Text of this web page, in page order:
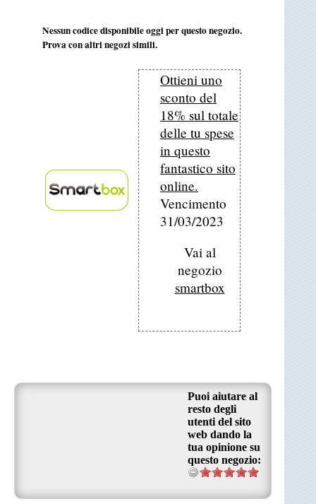
Nessun codice disponibile oggi per questo negozio.
Prova con altri negozi simili.
Ottieni uno
sconto del
18% sul totale
delle tu spese
in questo
fantastico sito
online.
Vencimento
31/03/2023
Vai al
negozio
smartbox
Puoi aiutare al
resto degli
utenti del sito
web dando la
tua opinione su
questo negozio: